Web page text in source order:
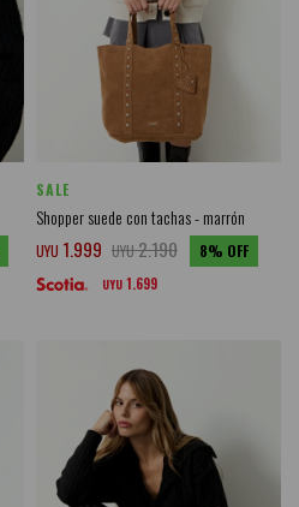
SALE
Shopper suede con tachas - marrón
UYU 1.999 UYU2.190 8
UYU 1.699